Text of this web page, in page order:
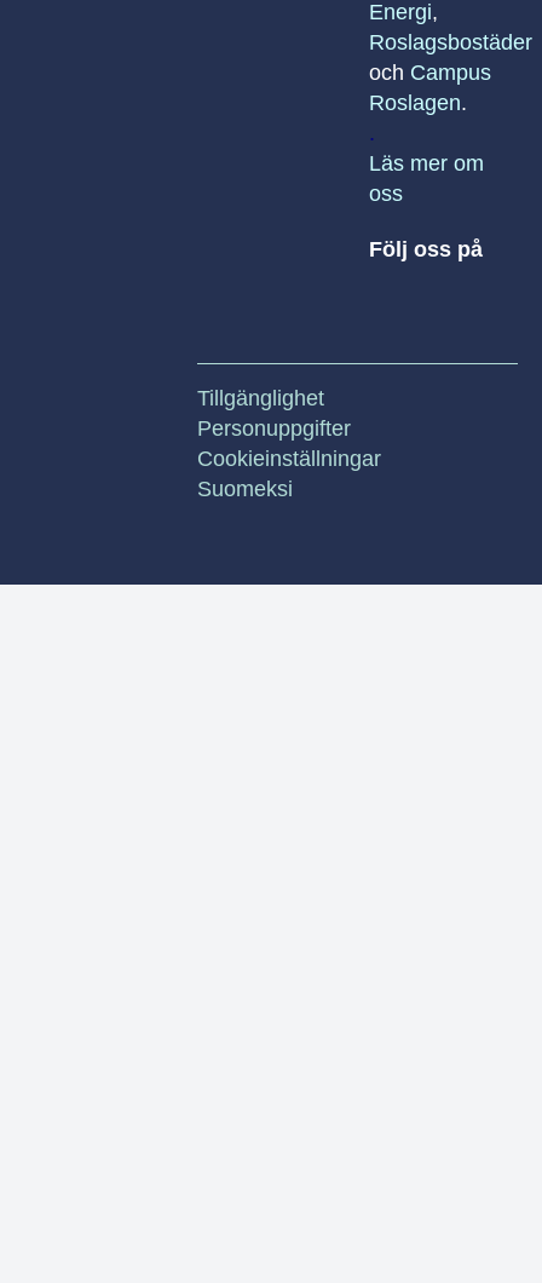
Energi,
Roslagsbostäder
och Campus
Roslagen.
.
Läs mer om
oss
Följ oss på
Tillgänglighet
Personuppgifter
Cookieinställningar
Suomeksi